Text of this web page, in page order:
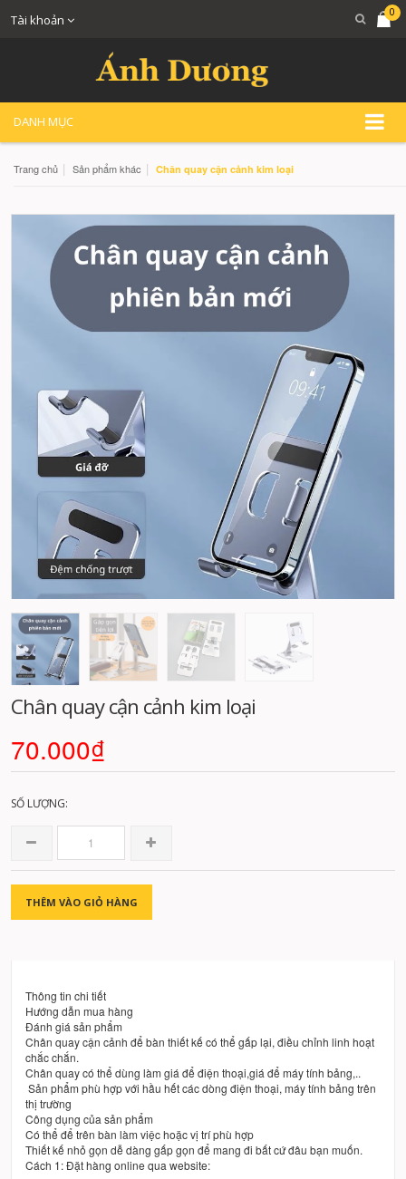
Tài khoản
0
DANH MỤC
Trang chủ | Sản phẩm khác | Chân quay cận cảnh kim loại
Di chuột vào ảnh để xem chi tiết
Chân quay cận cảnh kim loại
70.000₫
SỐ LƯỢNG:
THÊM VÀO GIỎ HÀNG
Thông tin chi tiết
Hướng dẫn mua hàng
Đánh giá sản phẩm
Chân quay cận cảnh để bàn thiết kế có thể gấp lại, điều chỉnh linh hoạt
chắc chắn.
Chân quay có thể dùng làm giá để điện thoại,giá để máy tính bảng,..
Sản phẩm phù hợp với hầu hết các dòng điện thoại, máy tính bảng trên
thị trường
Công dụng của sản phẩm
Có thể để trên bàn làm việc hoặc vị trí phù hợp
Thiết kế nhỏ gọn dễ dàng gấp gọn để mang đi bất cứ đâu bạn muốn.
Cách 1: Đặt hàng online qua website: